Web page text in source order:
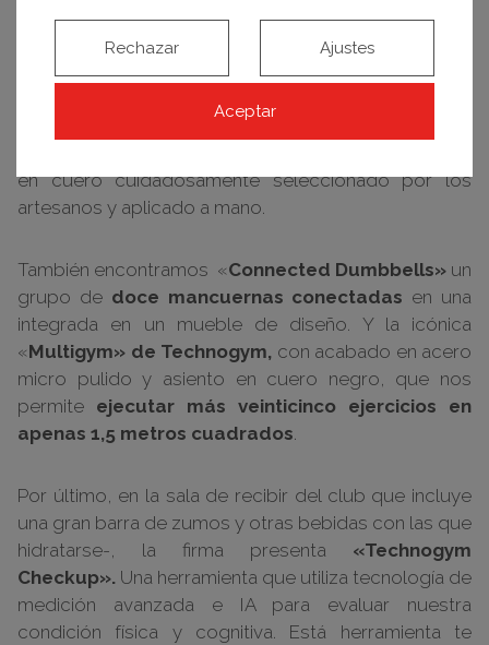
En la misma sala también se integra con naturalidad
la «Kinesis personal»,
una lujosa máquina de
roble americano y, en el caso de este modelo el
en cuero cuidadosamente seleccionado por los
artesanos y aplicado a mano.
También encontramos «Connected Dumbbells» un
grupo dedoce mancuernas conectadas en una
integrada en un mueble de diseño. Y la icónica
«Multigym» de Technogym, con acabado en acero
micro pulido y asiento en cuero negro, que nos
permite ejecutar más veinticinco ejercicios en
apenas 1,5 metros cuadrados.
Por último, en la sala de recibir del club que incluye
una gran barra de zumos y otras bebidas con las que
hidratarse-, la firma presenta «Technogym
Checkup». Una herramienta que utiliza tecnología de
medición avanzadae IApara evaluar nuestra
condición física y cognitiva. Está herramienta te
Aceptar
Rechazar Ajustes